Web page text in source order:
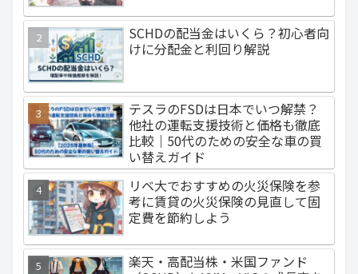
SCHDの配当金はいくら？初心者向
けに分配金と利回り解説
テスラのFSDは日本でいつ解禁？
他社の運転支援技術と価格も徹底
比較｜50代のための安全な車の買
い替えガイド
リベ大でおすすめの火災保険を参
考に賃貸の火災保険の見直して固
定費を節約しよう
楽天・高配当株・米国ファンド